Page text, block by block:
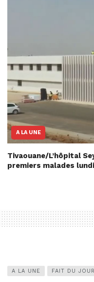
A LA UNE
Tivaouane/L’hôpital
premiers malades
A LA UNE FAIT DU JOUR